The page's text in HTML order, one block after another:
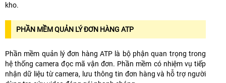
kho.
PHẦN MỀM QUẢN LÝ ĐƠN HÀNG ATP
Phần mềm quản lý đơn hàng ATP là bộ phận quan trọng trong
hệ thống camera đọc mã vận đơn. Phần mềm có nhiệm vụ tiếp
nhận dữ liệu từ camera, lưu thông tin đơn hàng và hỗ trợ người